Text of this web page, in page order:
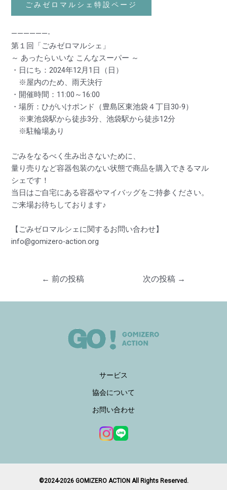
ごみゼロマルシェ特設ページ
——————-
第１回「ごみゼロマルシェ」
～ あったらいいな こんなスーパー ～
・日にち：2024年12月1日（日）
※屋内のため、雨天決行
・開催時間：11:00～16:00
・場所：ひがいけポンド（豊島区東池袋４丁目30-9）
※東池袋駅から徒歩3分、池袋駅から徒歩12分
※駐輪場あり
ごみをなるべく生み出さないために、
量り売りなど容器包装のない状態で商品を購入できるマル
シェです！
当日はご自宅にある容器やマイバッグをご持参ください。
ご来場お待ちしております♪
【ごみゼロマルシェに関するお問い合わせ】
info@gomizero-action.org
← 前の投稿 次の投稿 →
サービス
協会について
お問い合わせ
©2024-2026 GOMIZERO ACTION All Rights Reserved.